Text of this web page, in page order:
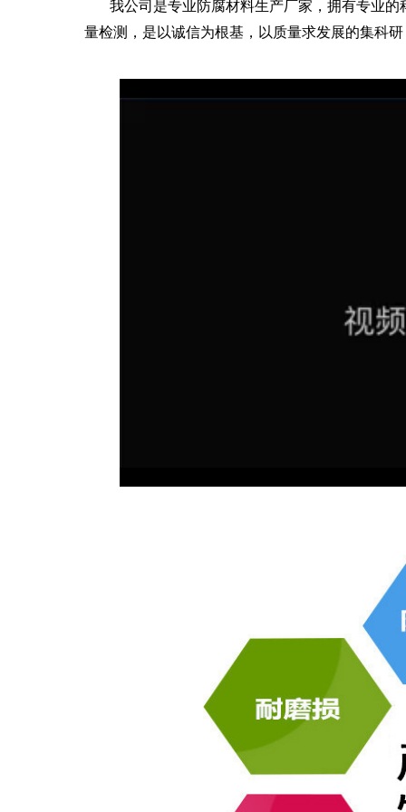
我公司是专业防腐材料生产厂家，拥有专业的
量检测，是以诚信为根基，以质量求发展的集科